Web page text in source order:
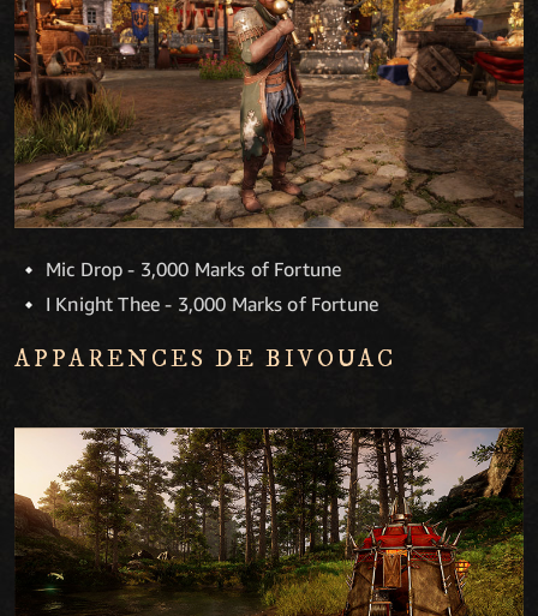
Mic Drop - 3,000 Marks of Fortune
I Knight Thee - 3,000 Marks of Fortune
APPARENCES DE BIVOUAC